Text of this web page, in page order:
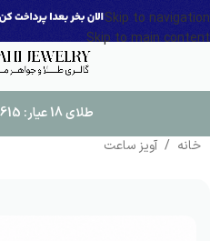
Skip to navigation
Skip to main content
طلای 18 عیار:
خانه / آویز ساعت